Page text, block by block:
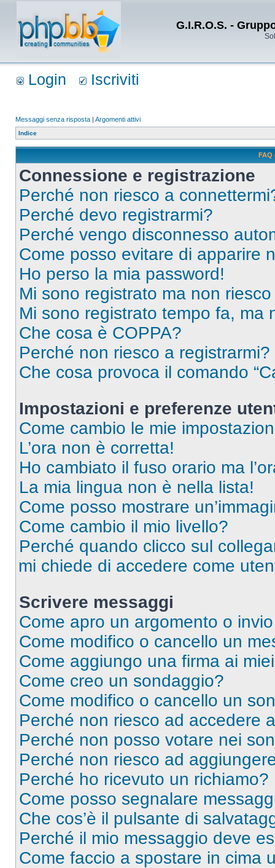
G.I.R.O.S. -
Login Iscriviti
Messaggi senza risposta | Argomenti attivi
Indice
FAQ
Connessione e registrazione
Perché non riesco a
Perché devo registrarmi?
Perché vengo disconnesso
Come posso evitare di apparire
Ho perso la mia password!
Mi sono registrato ma non
Mi sono registrato tempo fa, ma
Che cosa è COPPA?
Perché non riesco a registrarmi?
Che cosa provoca il comando
Impostazioni e preferenze
Come cambio le mie
L’ora non è corretta!
Ho cambiato il fuso orario ma
La mia lingua non è nella lista!
Come posso mostrare
Come cambio il mio livello?
Perché quando clicco sul
mi chiede di accedere come
Scrivere messaggi
Come apro un argomento o
Come modifico o cancello un
Come aggiungo una firma ai
Come creo un sondaggio?
Come modifico o cancello un
Perché non riesco ad accedere
Perché non posso votare nei
Perché non riesco ad
Perché ho ricevuto un richiamo?
Come posso segnalare
Che cos’è il pulsante di
Perché il mio messaggio deve
Come faccio a spostare in cima